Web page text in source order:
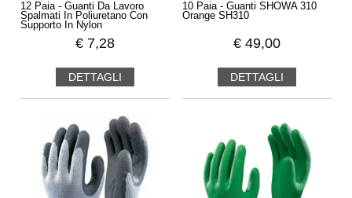
12 Paia - Guanti Da Lavoro
Spalmati In Poliuretano Con
Supporto In Nylon
€ 7,28
DETTAGLI
10 Paia - Guanti SHOWA 310
Orange SH310
€ 49,00
DETTAGLI